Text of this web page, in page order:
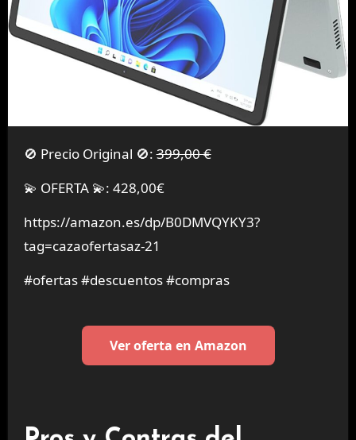
🚫 Precio Original 🚫:399,00 €
💫 OFERTA 💫: 428,00€
https://amazon.es/dp/B0DMVQYKY3?
tag=cazaofertasaz-21
#ofertas #descuentos #compras
Ver oferta en Amazon